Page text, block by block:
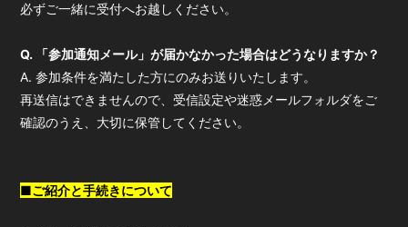
必ずご一緒に受付へお越しください。
Q. 「参加通知メール」が届かなかった場合はどうなりますか？
A. 参加条件を満たした方にのみお送りいたします。
再送信はできませんので、受信設定や迷惑メールフォルダをご
確認のうえ、大切に保管してください。
■ご紹介と手続きについて